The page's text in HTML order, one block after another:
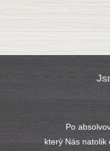
Po
který Nás natolik